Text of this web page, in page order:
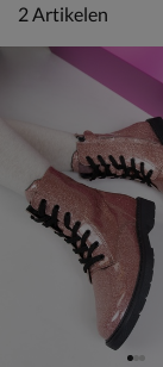
2 artikelen
2Artikelen